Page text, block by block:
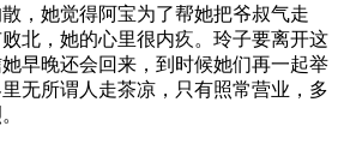
，她觉得阿宝为了帮她把爷叔气走
北，她的心里很内疚。玲子要离开这
早晚还会回来，到时候她们再一起举
无所谓人走茶凉，只有照常营业，多